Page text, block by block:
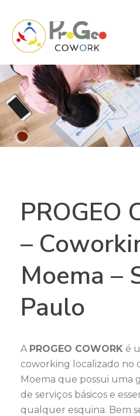
PROGEO
–
Moema –
Paulo
A PROGEO COWORK é
coworking localizado no
Moema que possui uma
de serviços básicos e
qualquer esquina. Bem